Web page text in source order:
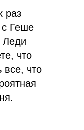
раз
с Геше
Леди
что
все, что